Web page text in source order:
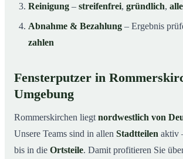
Reinigung – streifenfrei, gründlich,
Abnahme & Bezahlung – Ergebnis
zahlen
Fensterputzer in
Umgebung
Rommerskirchen liegt nordwestlich von
Unsere Teams sind in allen Stadtteilen aktiv
bis in die Ortsteile. Damit profitieren Sie